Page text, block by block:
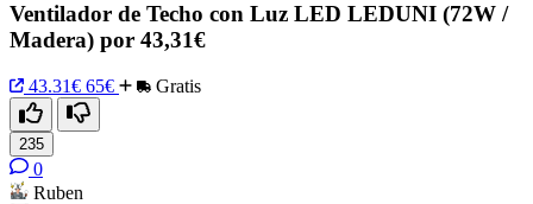
Ventilador de Techo con Luz LED LEDUNI (72W /
Madera) por 43,31€
43.31€ 65€ Gratis
235
0
Ruben